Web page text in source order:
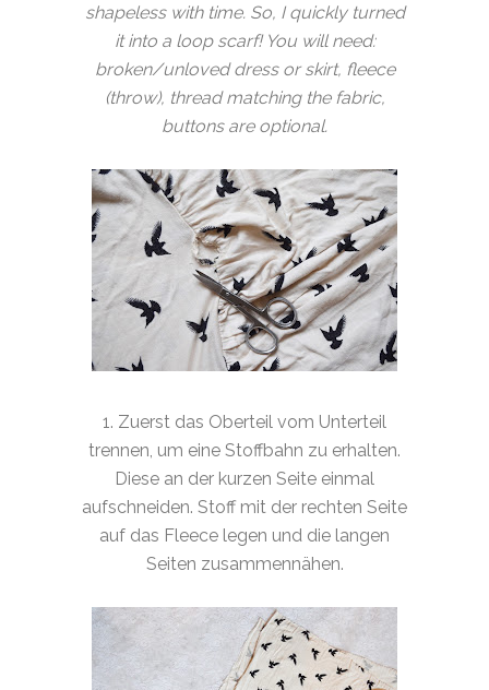
shapeless with time. So, I quickly turned
it into a loop scarf! You will need:
broken/unloved dress or skirt, fleece
(throw), thread matching the fabric,
buttons are optional.
1. Zuerst das Oberteil vom Unterteil
trennen, um eine Stoffbahn zu erhalten.
Diese an der kurzen Seite einmal
aufschneiden. Stoff mit der rechten Seite
auf das Fleece legen und die langen
Seiten zusammennähen.